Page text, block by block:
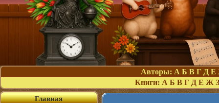
Авторы: А Б В Г Д Е
Книги: А Б В Г Д Е Ж З
Главная